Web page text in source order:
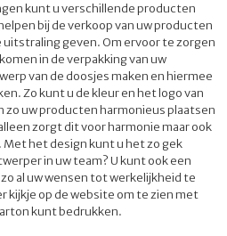
kunt u verschillende producten
bij de verkoop van uw producten
geven. Om ervoor te zorgen
in de verpakking van uw
van de doosjes maken en hiermee
Zo kunt u de kleur en het logo van
zo uw producten harmonieus plaatsen
zorgt dit voor harmonie maar ook
het design kunt u het zo gek
in uw team? U kunt ook een
al uw wensen tot werkelijkheid te
kijkje op de website om te zien met
kunt bedrukken.